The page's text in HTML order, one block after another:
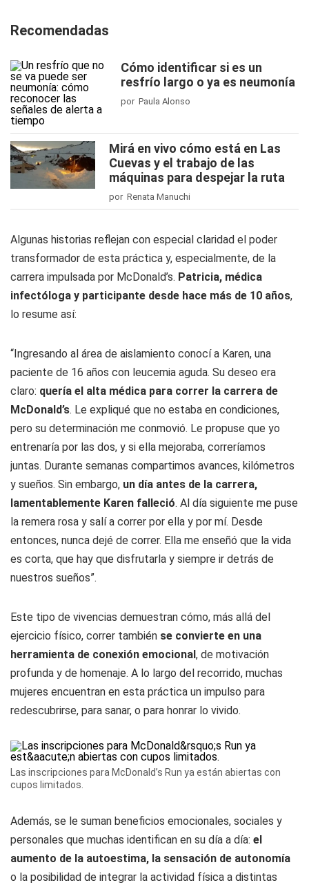
Recomendadas
Cómo identificar si es un
resfrío largo o ya es neumonía
por Paula Alonso
Mirá en vivo cómo está en Las
Cuevas y el trabajo de las
máquinas para despejar la ruta
por Renata Manuchi
Algunas historias reflejan con especial claridad el poder
transformador de esta práctica y, especialmente, de la
carrera impulsada por McDonald’s. Patricia, médica
infectóloga y participante desde hace más de 10 años,
lo resume así:
“Ingresando al área de aislamiento conocí a Karen, una
paciente de 16 años con leucemia aguda. Su deseo era
claro: quería el alta médica para correr la carrera de
McDonald’s. Le expliqué que no estaba en condiciones,
pero su determinación me conmovió. Le propuse que yo
entrenaría por las dos, y si ella mejoraba, correríamos
juntas. Durante semanas compartimos avances, kilómetros
y sueños. Sin embargo, un día antes de la carrera,
lamentablemente Karen falleció. Al día siguiente me puse
la remera rosa y salí a correr por ella y por mí. Desde
entonces, nunca dejé de correr. Ella me enseñó que la vida
es corta, que hay que disfrutarla y siempre ir detrás de
nuestros sueños”.
Este tipo de vivencias demuestran cómo, más allá del
ejercicio físico, correr también se convierte en una
herramienta de conexión emocional, de motivación
profunda y de homenaje. A lo largo del recorrido, muchas
mujeres encuentran en esta práctica un impulso para
redescubrirse, para sanar, o para honrar lo vivido.
Las inscripciones para McDonald’s Run ya están abiertas con
cupos limitados.
Además, se le suman beneficios emocionales, sociales y
personales que muchas identifican en su día a día: el
aumento de la autoestima, la sensación de autonomía
o la posibilidad de integrar la actividad física a distintas